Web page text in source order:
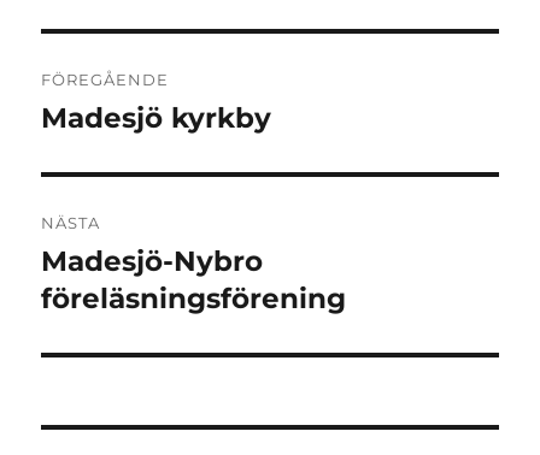
FÖREGÅENDE
Föregående
Madesjö kyrkby
NÄSTA
Nästa
inlägg:
Madesjö-Nybro
föreläsningsförening